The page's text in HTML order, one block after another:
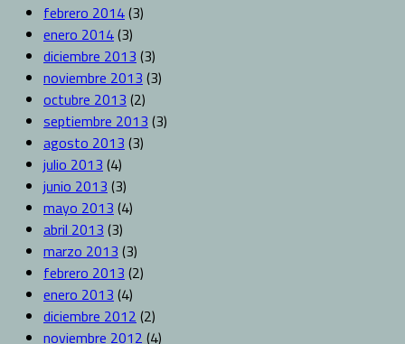
febrero 2014(3)
enero 2014(3)
diciembre 2013 (3)
noviembre 2013 (3)
octubre 2013 (2)
septiembre 2013 (3)
agosto 2013 (3)
julio 2013 (4)
junio 2013 (3)
mayo 2013 (4)
abril 2013 (3)
marzo 2013 (3)
febrero 2013 (2)
enero 2013 (4)
diciembre 2012 (2)
noviembre 2012 (4)